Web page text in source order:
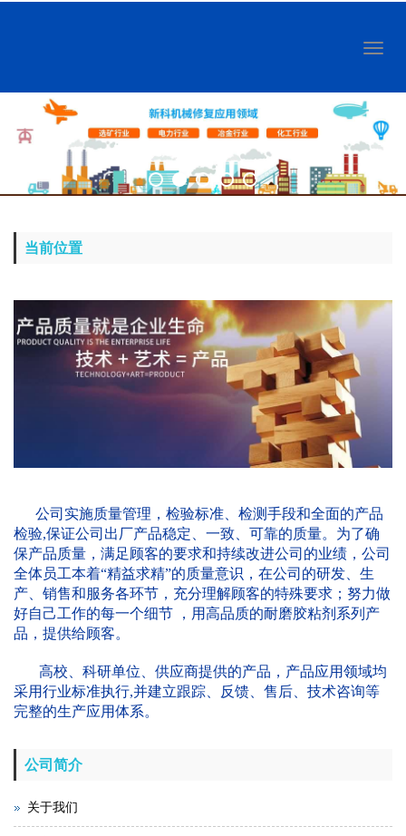
当前位置
公司实施质量管理，检验标准、检测手段和全面的产品
检验,保证公司出厂产品稳定、一致、可靠的质量。为了确
保产品质量，满足顾客的要求和持续改进公司的业绩，公司
全体员工本着“精益求精”的质量意识，在公司的研发、生
产、销售和服务各环节，充分理解顾客的特殊要求；努力做
好自己工作的每一个细节 ，用高品质的耐磨胶粘剂系列产
品，提供给顾客。
高校、科研单位、供应商提供的产品，产品应用领域均
采用行业标准执行,并建立跟踪、反馈、售后、技术咨询等
完整的生产应用体系。
公司简介
关于我们